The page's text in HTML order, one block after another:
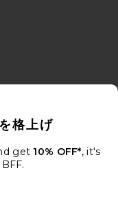
SEE MORE OPTIONS
格上げ
get 10% OFF*, it's